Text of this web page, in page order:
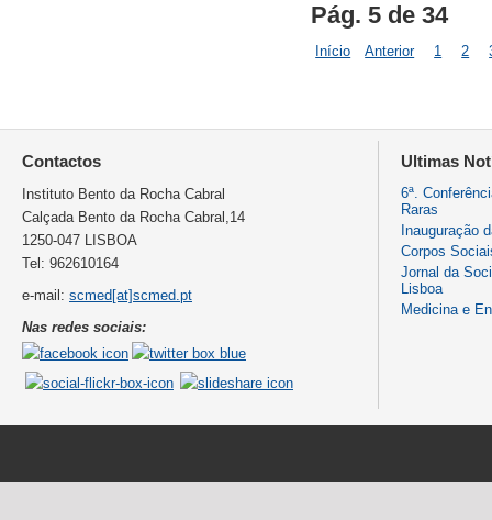
Pág. 5 de 34
Início Anterior 1 2
Contactos
Instituto Bento da Rocha Cabral
Calçada Bento da Rocha Cabral,14
1250-047 LISBOA
Tel: 962610164
e-mail: scmed[at]scmed.pt
Nas redes sociais:
Ultimas
6ª.
Raras
Inauguração
Corpos
Jornal da
Lisboa
Medicina e